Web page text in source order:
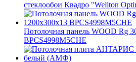
стеклообои Квадро "Wellton
Потолочная панель WOOD Rg
BPCS4998M5CHE